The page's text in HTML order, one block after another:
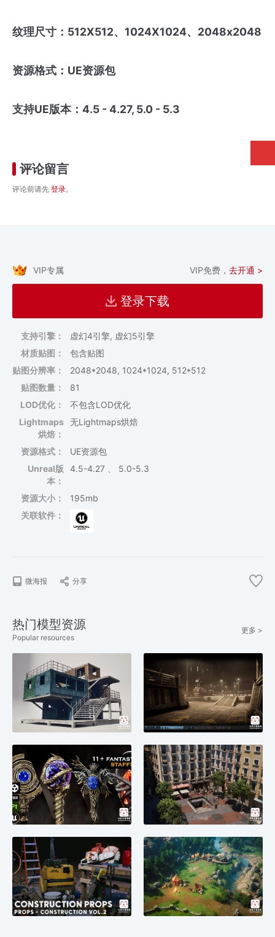
纹理尺寸：512X512、1024X1024、2048x2048
资源格式：UE资源包
支持UE版本：4.5 - 4.27, 5.0 - 5.3
评论留言
评论前请先 登录。
VIP专属 VIP免费， 去开通 >
登录下载
支持引擎：
虚幻4引擎, 虚幻5引擎
材质贴图：
包含贴图
贴图分辨率：
2048*2048, 1024*1024, 512*512
贴图数量：
81
LOD优化：
不包含LOD优化
Lightmaps
烘焙：
无Lightmaps烘焙
资源格式：
UE资源包
Unreal版
本：
4.5-4.27 、 5.0-5.3
资源大小：
195mb
关联软件：
微海报 分享
热门模型资源
Popular resources
更多 >